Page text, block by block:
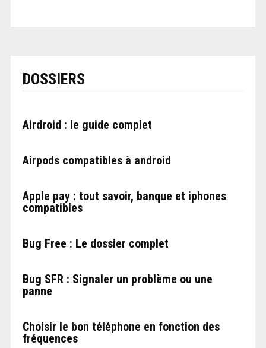
DOSSIERS
Airdroid : le guide complet
Airpods compatibles à android
Apple pay : tout savoir, banque et iphones
compatibles
Bug Free : Le dossier complet
Bug SFR : Signaler un problème ou une
panne
Choisir le bon téléphone en fonction des
fréquences